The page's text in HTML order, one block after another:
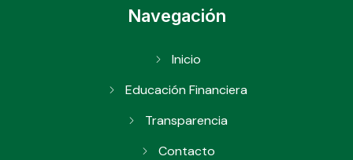
Navegación
Inicio
Educación Financiera
Transparencia
Contacto